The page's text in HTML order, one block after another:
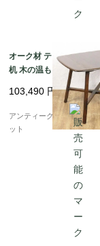
オーク材 テーブル 食卓
机 木の温もり レトロ
ヴィンテージ スタイリ
ッシュ ミニマルデザイ
ン シンプル
103,490 円
アンティークブルーパロ
ット